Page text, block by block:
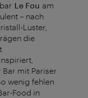
Le Fou am
– nach
Luster,
die
mit Pariser
wenig fehlen
Food in